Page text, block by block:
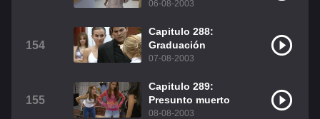
06-08-2003
154
Capitulo 288:
Graduación
07-08-2003
155
Capitulo 289:
Presunto muerto
08-08-2003